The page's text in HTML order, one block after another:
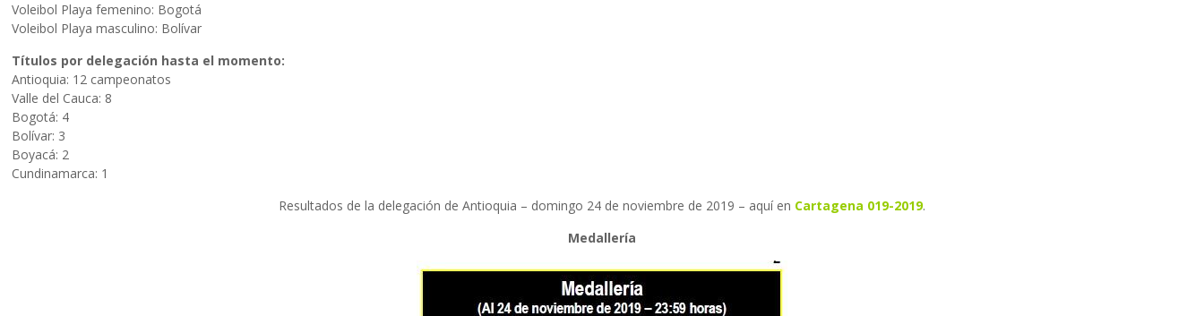
Voleibol Playa femenino: Bogotá
Voleibol Playa masculino: Bolívar
Títulos por delegación hasta el momento:
Antioquia: 12 campeonatos
Valle del Cauca: 8
Bogotá: 4
Bolívar: 3
Boyacá: 2
Cundinamarca: 1
Resultados de la delegación de Antioquia – domingo 24 de noviembre de 2019 – aquí en Cartagena 019-2019.
Medallería